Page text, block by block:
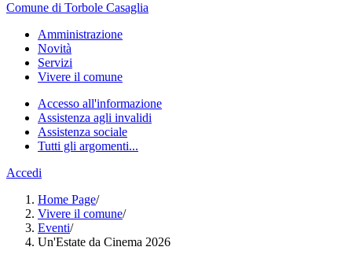
Comune di Torbole Casaglia
Amministrazione
Novità
Servizi
Vivere il comune
Accesso all'informazione
Assistenza agli invalidi
Assistenza sociale
Tutti gli argomenti...
Accedi
Home Page/
Vivere il comune/
Eventi/
Un'Estate da Cinema 2026